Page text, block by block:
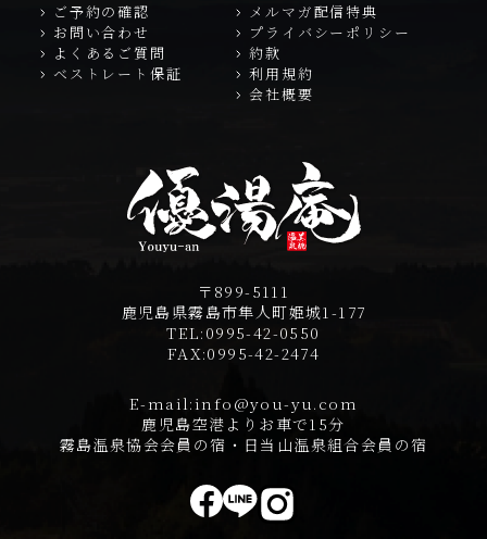
ご予約の確認
メルマガ配信特典
お問い合わせ
プライバシーポリシー
よくあるご質問
約款
ベストレート保証
利用規約
会社概要
〒899-5111
鹿児島県霧島市隼人町姫城1-177
TEL: 0995-42-0550
FAX:0995-42-2474
E-mail:info@you-yu.com
鹿児島空港よりお車で15分
霧島温泉協会会員の宿・日当山温泉組合会員の宿